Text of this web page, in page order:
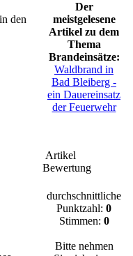
den
Der
meistgelesene
Artikel zu dem
Thema
Brandeinsätze:
Waldbrand in
Bad Bleiberg -
ein Dauereinsatz
der Feuerwehr
Artikel
Bewertung
durchschnittliche
Punktzahl: 0
Stimmen: 0
Bitte nehmen